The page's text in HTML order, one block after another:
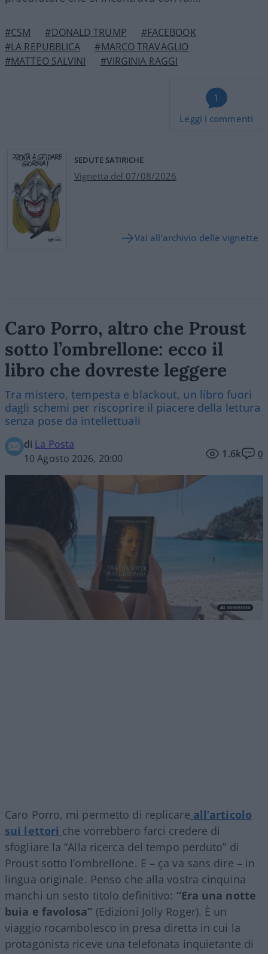
#CSM #DONALD TRUMP
#FACEBOOK
#LA REPUBBLICA
#MARCO TRAVAGLIO
#MATTEO SALVINI
#VIRGINIA RAGGI
1
Leggi i commenti
SEDUTE SATIRICHE
Vignetta del 07/08/2026
Vai all'archivio delle vignette
Caro Porro, altro che Proust
sotto l’ombrellone: ecco il
libro che dovreste leggere
Tra mistero, tempesta e blackout, un libro fuori
dagli schemi per riscoprire il piacere della lettura
senza pose da intellettuali
di La Posta
10 Agosto 2026, 20:00
1.6k 0
Caro Porro, mi permetto di replicare all’articolo
sui lettori che vorrebbero farci credere di
sfogliare la “Alla ricerca del tempo perduto” di
Proust sotto l’ombrellone. E – ça va sans dire – in
lingua originale. Penso che alla vostra cinquina
manchi un sesto titolo definitivo: “Era una notte
buia e favolosa” (Edizioni Jolly Roger). È un
viaggio rocambolesco in presa diretta in cui la
protagonista riceve una telefonata inquietante di